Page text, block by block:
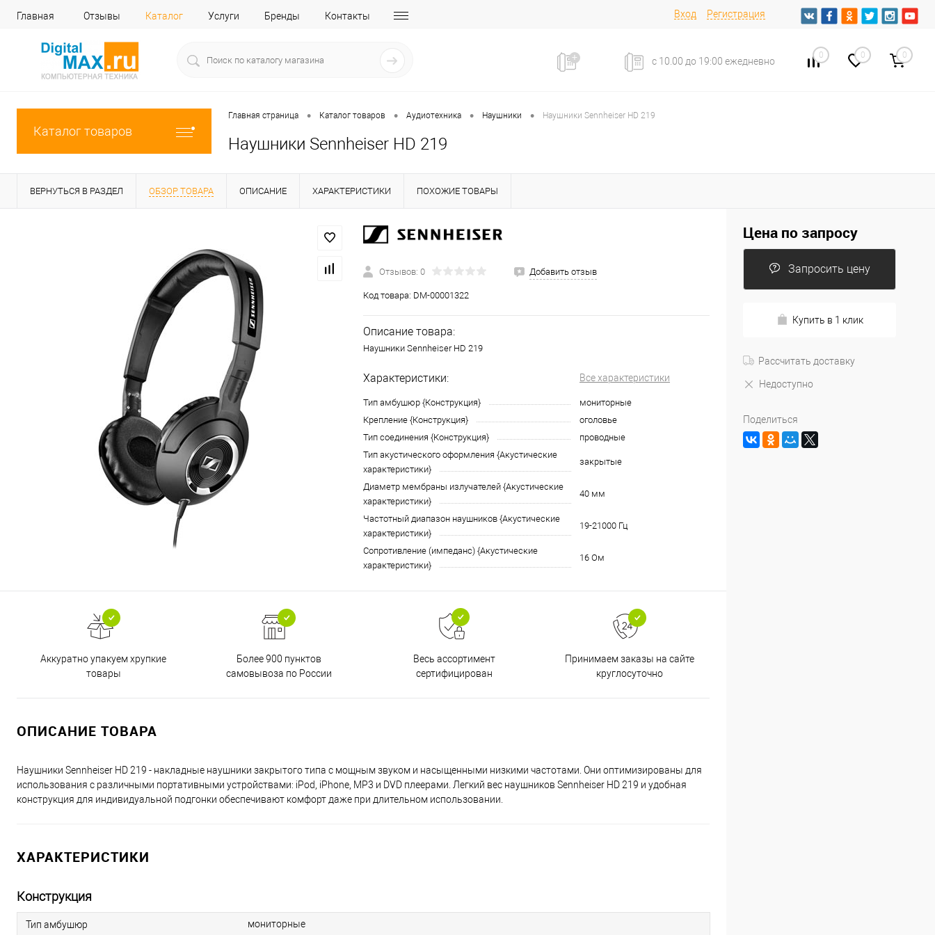
Главная Отзывы Каталог Услуги Бренды Контакты Вход Регистрация
с 10.00 до 19:00 ежедневно
0 0 0
Каталог товаров
Главная страница • Каталог товаров • Аудиотехника • Наушники • Наушники Sennheiser HD 219
Наушники Sennheiser HD 219
ВЕРНУТЬСЯ В РАЗДЕЛ ОБЗОР ТОВАРА ОПИСАНИЕ ХАРАКТЕРИСТИКИ ПОХОЖИЕ ТОВАРЫ
Отзывов: 0 Добавить отзыв
Код товара: DM-00001322
Описание товара:
Наушники Sennheiser HD 219
Характеристики: Все характеристики
Тип амбушюр {Конструкция}
мониторные
Крепление {Конструкция}
оголовье
Тип соединения {Конструкция}
проводные
Тип акустического оформления {Акустические
характеристики}
закрытые
Диаметр мембраны излучателей {Акустические
характеристики}
40 мм
Частотный диапазон наушников {Акустические
характеристики}
19-21000 Гц
Сопротивление (импеданс) {Акустические
характеристики}
16 Ом
Аккуратно упакуем хрупкие
товары
Более 900 пунктов
самовывоза по России
Весь ассортимент
сертифицирован
Принимаем заказы на сайте
круглосуточно
ОПИСАНИЕ ТОВАРА
Наушники Sennheiser HD 219 - накладные наушники закрытого типа с мощным звуком и насыщенными низкими частотами. Они оптимизированы для
использования с различными портативными устройствами: iPod, iPhone, MP3 и DVD плеерами. Легкий вес наушников Sennheiser HD 219 и удобная
конструкция для индивидуальной подгонки обеспечивают комфорт даже при длительном использовании.
ХАРАКТЕРИСТИКИ
Конструкция
Тип амбушюр мониторные
Цена по запросу
Запросить цену
Купить в 1 клик
Рассчитать доставку
Недоступно
Поделиться